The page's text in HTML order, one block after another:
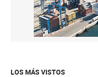
LOS MÁS VISTOS